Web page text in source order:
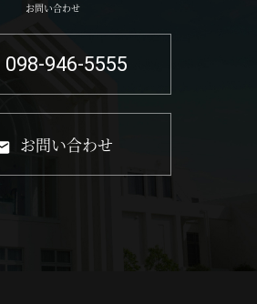
お問い合わせ
098-946-5555
お問い合わせ